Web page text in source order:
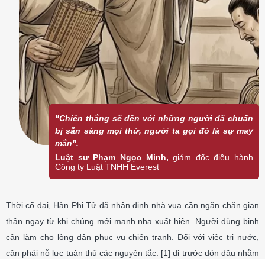
"Chiến thắng sẽ đến với những người đã chuẩn
bị sẵn sàng mọi thứ, người ta gọi đó là sự may
mắn".
Luật sư Phạm Ngọc Minh, giám đốc điều hành
Công ty Luật TNHH Everest
Thời cổ đại, Hàn Phi Tử đã nhận định nhà vua cần ngǎn chặn gian
thần ngay từ khi chúng mới manh nha xuất hiện. Người dùng binh
cần làm cho lòng dân phục vụ chiến tranh. Đối với việc trị nước,
cần phái nỗ lực tuân thủ các nguyên tắc: [1] đi trước đón đầu nhằm